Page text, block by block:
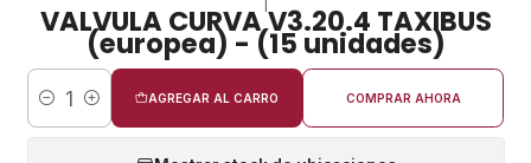
VALVULA CURVA V3.20.4 TAXIBUS
(europea) - (15 unidades)
Cantidad
AGREGAR AL CARRO COMPRAR AHORA